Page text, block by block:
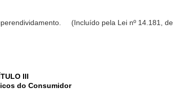
(Incluído pela Lei nº 14.181,
III
do Consumidor